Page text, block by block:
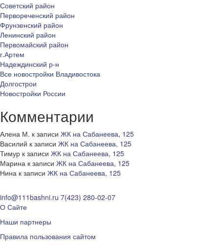
Советский район
Первореченский район
Фрунзенский район
Ленинский район
Первомайский район
г.Артем
Надеждинский р-н
Все новостройки Владивостока
Долгострои
Новостройки России
Комментарии
Алена М. к записи ЖК на Сабанеева, 125
Василий к записи ЖК на Сабанеева, 125
Тимур к записи ЖК на Сабанеева, 125
Марина к записи ЖК на Сабанеева, 125
Нина к записи ЖК на Сабанеева, 125
info@111bashni.ru 7(423) 280-02-07
О Сайте
Наши партнеры
Правила пользования сайтом